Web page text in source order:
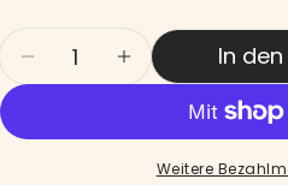
Menge
Menge für SCHWARZER
Menge für
In
Weitere